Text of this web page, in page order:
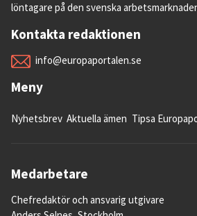
löntagare på den svenska
Kontakta redaktionen
info@europaportalen.se
Meny
Nyhetsbrev Aktuella ämen Tipsa
Medarbetare
Chefredaktör och ansvarig utgivare